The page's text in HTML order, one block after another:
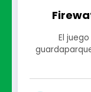
El